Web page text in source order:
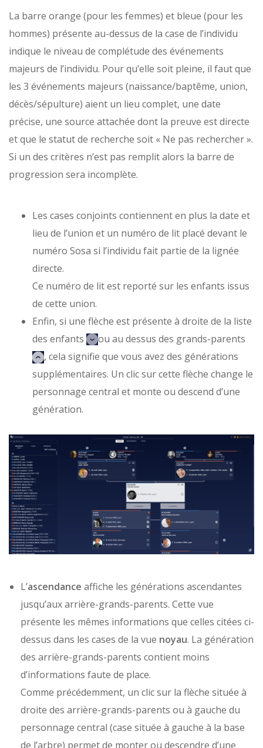
La barre orange (pour les femmes) et bleue (pour les
hommes) présente au-dessus de la case de l’individu
indique le niveau de complétude des événements
majeurs de l’individu. Pour qu’elle soit pleine, il faut que
les 3 événements majeurs (naissance/baptême, union,
décès/sépulture) aient un lieu complet, une date
précise, une source attachée dont la preuve est directe
et que le statut de recherche soit « Ne pas rechercher ».
Si un des critères n’est pas remplit alors la barre de
progression sera incomplète.
Les cases conjoints contiennent en plus la date et
lieu de l’union et un numéro de lit placé devant le
numéro Sosa si l’individu fait partie de la lignée
directe.
Ce numéro de lit est reporté sur les enfants issus
de cette union.
Enfin, si une flèche est présente à droite de la liste
des enfants
ou au dessus des grands-parents
, cela signifie que vous avez des générations
supplémentaires. Un clic sur cette flèche change le
personnage central et monte ou descend d’une
génération.
L’ascendance affiche les générations ascendantes
jusqu’aux arrière-grands-parents. Cette vue
présente les mêmes informations que celles citées ci-
dessus dans les cases de la vue noyau. La génération
des arrière-grands-parents contient moins
d’informations faute de place.
Comme précédemment, un clic sur la flèche située à
droite des arrière-grands-parents ou à gauche du
personnage central (case située à gauche à la base
de l’arbre) permet de monter ou descendre d’une